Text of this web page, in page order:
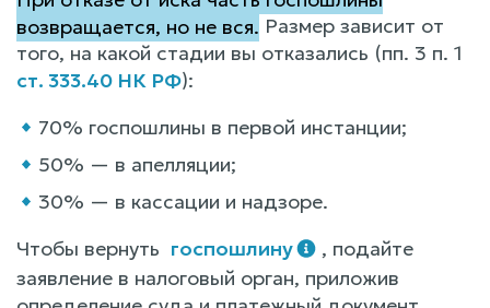
возвращается, но не вся. Размер зависит от
того, на какой стадии вы отказались (пп. 3 п. 1
ст. 333.40 НК РФ):
70% госпошлины в первой инстанции;
50% — в апелляции;
30% — в кассации и надзоре.
Чтобы вернуть госпошлину
, подайте
заявление в налоговый орган, приложив